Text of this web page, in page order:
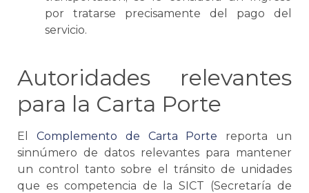
por tratarse precisamente del pago del
servicio.
Autoridades relevantes
para la Carta Porte
El Complemento de Carta Porte reporta un
sinnúmero de datos relevantes para mantener
un control tanto sobre el tránsito de unidades
que es competencia de la SICT (Secretaría de